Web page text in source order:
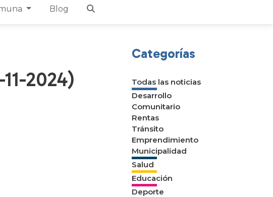
Blog
2024)
Categorías
Todas las noticias
Desarrollo
Comunitario
Rentas
Tránsito
Emprendimiento
Municipalidad
Salud
Educación
Deporte